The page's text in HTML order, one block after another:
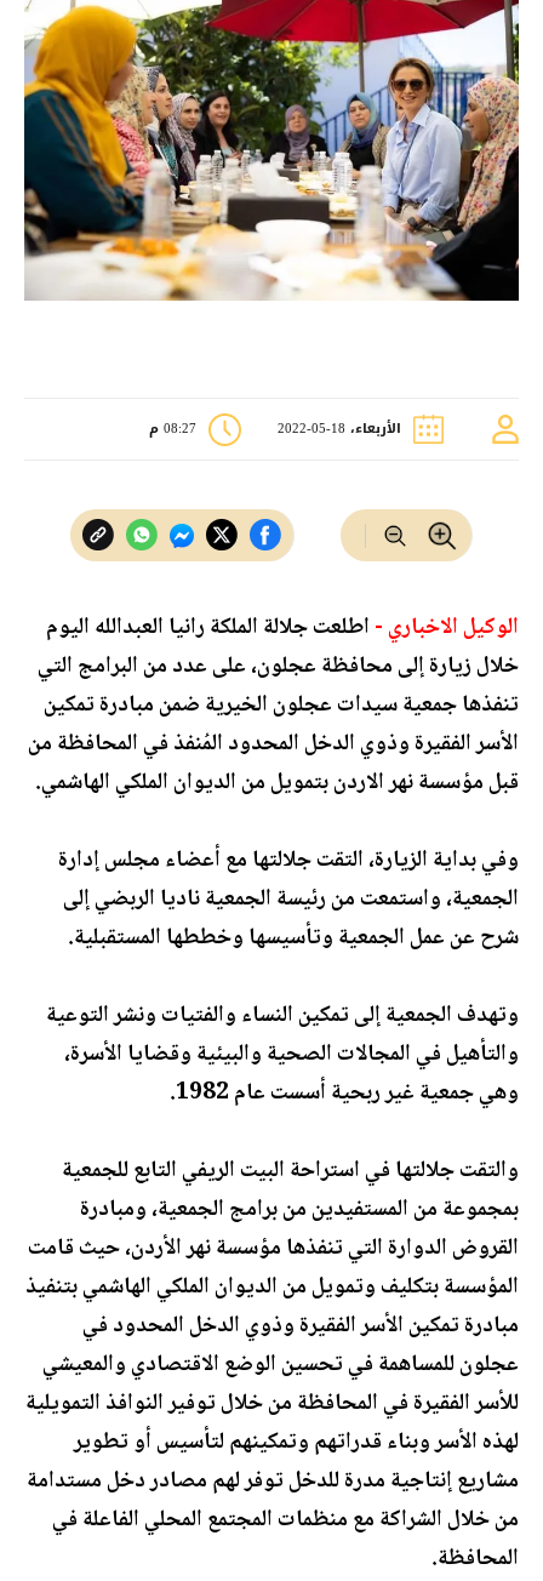
الأربعاء، 18-05-2022 08:27 م
الوكيل الاخباري -اطلعت جلالة الملكة رانيا العبدالله اليوم
خلال زيارة إلى محافظة عجلون، على عدد من البرامج التي
تنفذها جمعية سيدات عجلون الخيرية ضمن مبادرة تمكين
الأسر الفقيرة وذوي الدخل المحدود المُنفذ في المحافظة من
قبل مؤسسة نهر الاردن بتمويل من الديوان الملكي الهاشمي.
وفي بداية الزيارة، التقت جلالتها مع أعضاء مجلس إدارة
الجمعية، واستمعت من رئيسة الجمعية ناديا الربضي إلى
شرح عن عمل الجمعية وتأسيسها وخططها المستقبلية.
وتهدف الجمعية إلى تمكين النساء والفتيات ونشر التوعية
والتأهيل في المجالات الصحية والبيئية وقضايا الأسرة،
وهي جمعية غير ربحية أسست عام 1982.
والتقت جلالتها في استراحة البيت الريفي التابع للجمعية
بمجموعة من المستفيدين من برامج الجمعية، ومبادرة
القروض الدوارة التي تنفذها مؤسسة نهر الأردن، حيث قامت
المؤسسة بتكليف وتمويل من الديوان الملكي الهاشمي بتنفيذ
مبادرة تمكين الأسر الفقيرة وذوي الدخل المحدود في
عجلون للمساهمة في تحسين الوضع الاقتصادي والمعيشي
للأسر الفقيرة في المحافظة من خلال توفير النوافذ التمويلية
لهذه الأسر وبناء قدراتهم وتمكينهم لتأسيس أو تطوير
مشاريع إنتاجية مدرة للدخل توفر لهم مصادر دخل مستدامة
من خلال الشراكة مع منظمات المجتمع المحلي الفاعلة في
المحافظة.